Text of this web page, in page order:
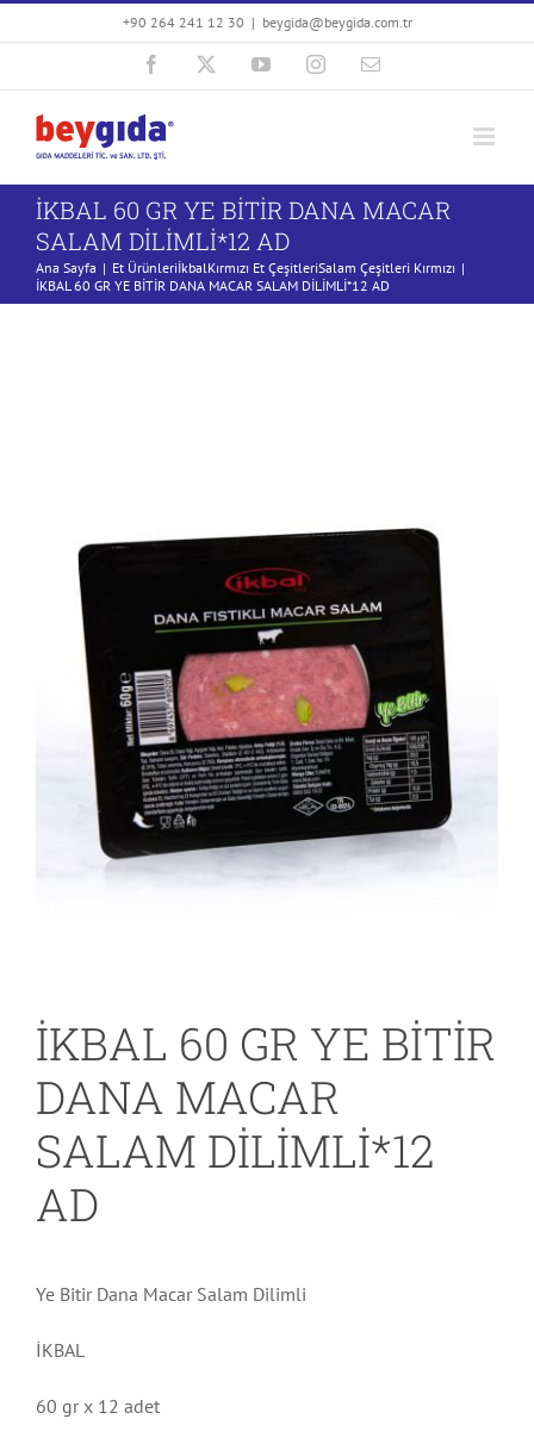
to
+90 264 241 12 30 | beygida@beygida.com.tr
Facebook YouTubeInstagram
E-
İKBAL 60 GR YE BİTİR DANA MACAR
SALAM DİLİMLİ*12 AD
Ana Sayfa Et ÜrünleriİkbalKırmızı Et ÇeşitleriSalam Çeşitleri Kırmızı
İKBAL 60 GR YE BİTİR DANA MACAR SALAM DİLİMLİ*12 AD
İKBAL 60 GR YE BİTİR
DANA MACAR
SALAM DİLİMLİ*12
AD
Ye Bitir Dana Macar Salam Dilimli
İKBAL
60 gr x 12 adet